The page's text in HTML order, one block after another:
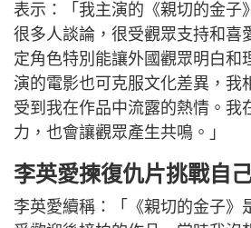
表示：「我主演的《親切的金子
很多人談論，很受觀眾支持和喜
定角色特別能讓外國觀眾明白和
演的電影也可克服文化差異，我
受到我在作品中流露的熱情。我
力，也會讓觀眾產生共鳴。」
李英愛揀復仇片挑戰自
李英愛續稱：「《親切的金子》